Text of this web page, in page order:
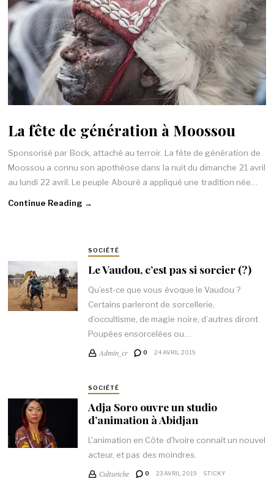
La fête de génération à Moossou
Sponsorisé par Bock, attaché au terroir. La fête de génération de
Moossou a connu son apothéose dans la nuit du dimanche 21 avril
au lundi 22 avril. Le peuple Abouré a appliqué une tradition née…
Continue Reading →
SOCIÉTÉ
Le Vaudou, c’est pas si sorcier (?)
Qu’est-ce que vous évoque le Vaudou ?
Certains parleront de sorcellerie,
d’occultisme, de magie noire, d’autres diront
Poupées ensorcelées ou…
Admin_cr 0 24 AVRIL 2019
SOCIÉTÉ
Adja Soro ouvre un studio
d’animation à Abidjan
L'animation en Côte d'Ivoire connaît un nouvel
acteur, et pas des moindres.
Culturiche 0 23 AVRIL 2019 STICKY